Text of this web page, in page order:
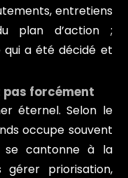
entretiens
plan d’action ;
a été décidé et
pas forcément
éternel. Selon le
occupe souvent
se cantonne à la
gérer priorisation,